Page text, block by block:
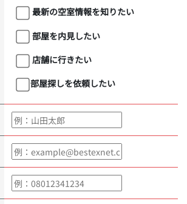
最新の空室情報を知りたい
部屋を内見したい
店舗に行きたい
部屋探しを依頼したい